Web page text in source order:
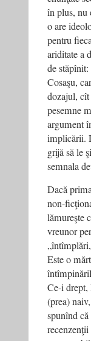
în plus, nu
o are
pentru
ariditate a
de
Cosaşu,
dozajul,
pesemne
argument
implicării.
grijă să le
semnala
Dacă
non-
lămureşte
vreunor
Este o
Ce-i
(prea)
spunînd